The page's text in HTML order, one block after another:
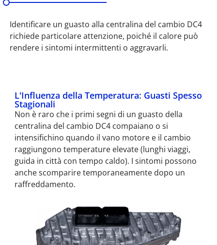
Identificare un guasto alla centralina del cambio DC4
richiede particolare attenzione, poiché il calore può
rendere i sintomi intermittenti o aggravarli.
L'Influenza della Temperatura: Guasti Spesso
Stagionali
Non è raro che i primi segni di un guasto della
centralina del cambio DC4 compaiano o si
intensifichino quando il vano motore e il cambio
raggiungono temperature elevate (lunghi viaggi,
guida in città con tempo caldo). I sintomi possono
anche scomparire temporaneamente dopo un
raffreddamento.